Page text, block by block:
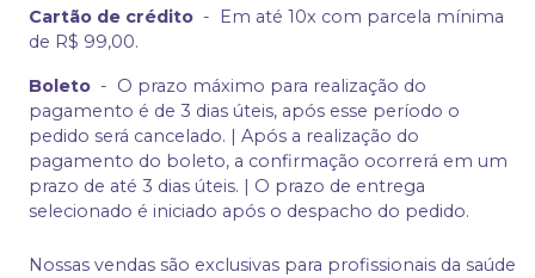
Cartão de crédito -
Em até 10x com parcela mínima
de R$ 99,00.
Boleto - O prazo máximo para realização do
pagamento é de 3 dias úteis, após esse período o
pedido será cancelado. | Após a realização do
pagamento do boleto, a confirmação ocorrerá em um
prazo de até 3 dias úteis. | O prazo de entrega
selecionado é iniciado após o despacho do pedido.
Nossas vendas são exclusivas para profissionais da saúde